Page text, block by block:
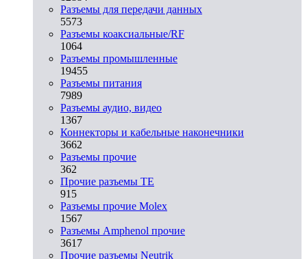
Разъeмы для передачи данных
5573
Разъeмы коаксиальные/RF
1064
Разъeмы промышленные
19455
Разъeмы питания
7989
Разъeмы аудио, видео
1367
Коннекторы и кабельные наконечники
3662
Разъeмы прочие
362
Прочие разъемы TE
915
Разъемы прочие Molex
1567
Разъемы Amphenol прочие
3617
Прочие разъемы Neutrik